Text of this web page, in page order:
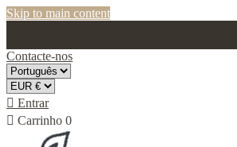
Skip to main content
Contacte-nos
 Entrar
 Carrinho 0